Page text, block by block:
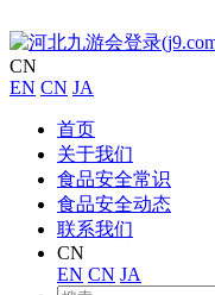
CN
EN CN JA
首页
关于我们
食品安全常识
食品安全动态
联系我们
CN
EN CN JA